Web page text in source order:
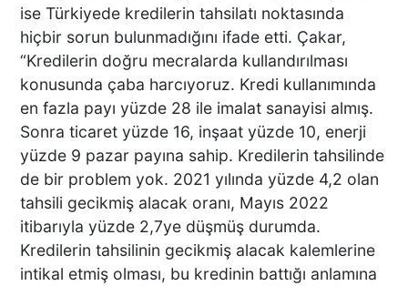
DENİZLİ’DE KORKUTAN
DEPREM MARKETİ BU HALE
GETİRDİ
Denizli'de Deprem
Yağmuru
ise Türkiyede kredilerin tahsilatı noktasında
hiçbir sorun bulunmadığını ifade etti. Çakar,
“Kredilerin doğru mecralarda kullandırılması
konusunda çaba harcıyoruz. Kredi kullanımında
en fazla payı yüzde 28 ile imalat sanayisi almış.
Sonra ticaret yüzde 16, inşaat yüzde 10, enerji
yüzde 9 pazar payına sahip. Kredilerin tahsilinde
de bir problem yok. 2021 yılında yüzde 4,2 olan
tahsili gecikmiş alacak oranı, Mayıs 2022
itibarıyla yüzde 2,7ye düşmüş durumda.
Kredilerin tahsilinin gecikmiş alacak kalemlerine
intikal etmiş olması, bu kredinin battığı anlamına